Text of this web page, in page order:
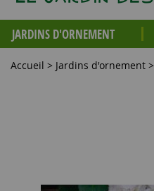
JARDINS D'ORNEMENT
Accueil > Jardins d'ornement >